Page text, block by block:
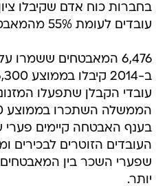
בחברות כוח אדם שקיבלו
עובדים לעומת 55% מהמאבטחים.
6,476 המאבטחים
עובדי הקבלן שתפעלו
בענף האבטחה קיימים פערי
העובדים הזוטרים לבכירים
שפערי השכר בין המאבטחים
יותר.